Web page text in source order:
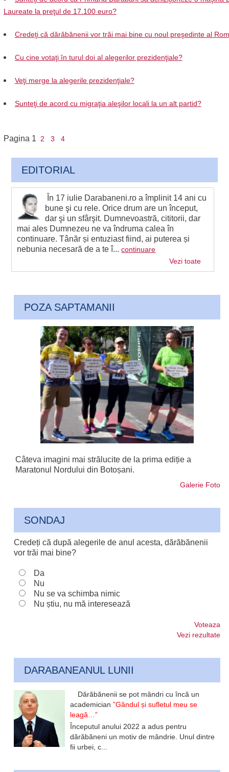
Laureate la preţul de 17.100 euro?
Credeţi că dărăbănenii vor trăi mai bine cu noul preşedinte al
Cu cine votaţi în turul doi al alegerilor prezidenţiale?
Veţi merge la alegerile prezidenţiale?
Sunteţi de acord cu migraţia aleşilor locali la un alt partid?
Pagina 1 2 3 4
EDITORIAL
În 17 iulie Darabaneni.ro a împlinit 14 ani cu
bune şi cu rele. Orice drum are un început,
dar şi un sfârşit. Dumnevoastră, cititorii, dar
mai ales Dumnezeu ne va îndruma calea în
continuare. Tânăr și entuziast fiind, ai puterea și
nebunia necesară de a te î...continuare
Vezi toate
POZA SAPTAMANII
Câteva imagini mai strălucite de la prima ediție a
Maratonul Nordului din Botoșani.
Galerie Foto
SONDAJ
Credeți că după alegerile de anul acesta, dărăbănenii
vor trăi mai bine?
Da
Nu
Nu se va schimba nimic
Nu știu, nu mă interesează
Voteaza
Vezi rezultate
DARABANEANUL LUNII
Dărăbănenii se pot mândri cu încă un
academician”Gândul și sufletul meu se
leagă…”
Începutul anului 2022 a adus pentru
dărăbăneni un motiv de mândrie. Unul dintre
fii urbei, c...